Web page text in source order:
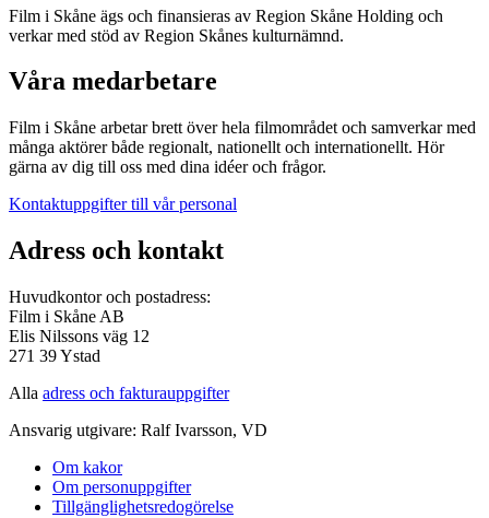
Film i Skåne ägs och finansieras av Region Skåne Holding och
verkar med stöd av Region Skånes kulturnämnd.
Våra medarbetare
Film i Skåne arbetar brett över hela filmområdet och samverkar med
många aktörer både regionalt, nationellt och internationellt. Hör
gärna av dig till oss med dina idéer och frågor.
Kontaktuppgifter till vår personal
Adress och kontakt
Huvudkontor och postadress:
Film i Skåne AB
Elis Nilssons väg 12
271 39 Ystad
Alla adress och fakturauppgifter
Ansvarig utgivare: Ralf Ivarsson, VD
Om kakor
Om personuppgifter
Tillgänglighetsredogörelse